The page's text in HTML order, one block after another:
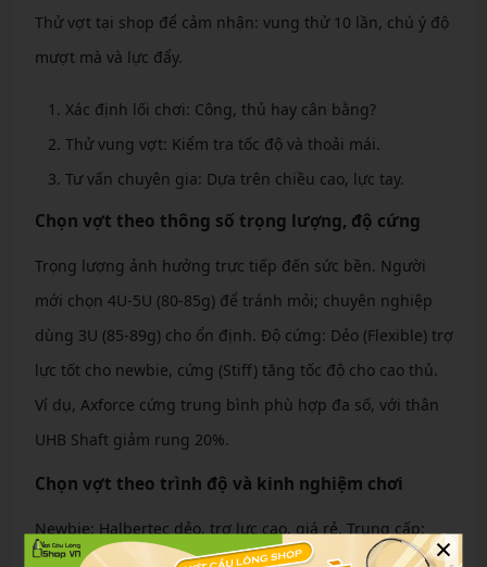
Thử vợt tại shop để cảm nhận: vung thử 10 lần, chú ý độ
mượt mà và lực đẩy.
Xác định lối chơi: Công, thủ hay cân bằng?
Thử vung vợt: Kiểm tra tốc độ và thoải mái.
Tư vấn chuyên gia: Dựa trên chiều cao, lực tay.
Chọn vợt theo thông số trọng lượng, độ cứng
Trọng lượng ảnh hưởng trực tiếp đến sức bền. Người
mới chọn 4U-5U (80-85g) để tránh mỏi; chuyên nghiệp
dùng 3U (85-89g) cho ổn định. Độ cứng: Dẻo (Flexible) trợ
lực tốt cho newbie, cứng (Stiff) tăng tốc độ cho cao thủ.
Ví dụ, Axforce cứng trung bình phù hợp đa số, với thân
UHB Shaft giảm rung 20%.
Chọn vợt theo trình độ và kinh nghiệm chơi
Newbie: Halbertec dẻo, trợ lực cao, giá rẻ. Trung cấp: ×